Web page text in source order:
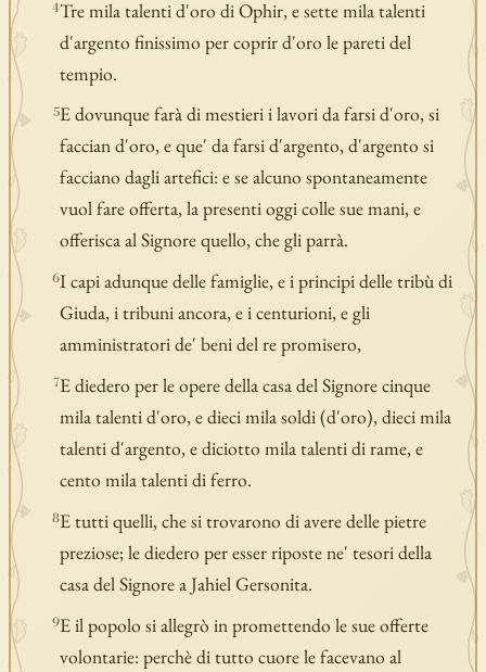
4Tre mila talenti d'oro di Ophir, e sette mila talenti
d'argento finissimo per coprir d'oro le pareti del
tempio.
5E dovunque farà di mestieri i lavori da farsi d'oro, si
faccian d'oro, e que' da farsi d'argento, d'argento si
facciano dagli artefici: e se alcuno spontaneamente
vuol fare offerta, la presenti oggi colle sue mani, e
offerisca al Signore quello, che gli parrà.
6I capi adunque delle famiglie, e i principi delle tribù di
Giuda, i tribuni ancora, e i centurioni, e gli
amministratori de' beni del re promisero,
7E diedero per le opere della casa del Signore cinque
mila talenti d'oro, e dieci mila soldi (d'oro), dieci mila
talenti d'argento, e diciotto mila talenti di rame, e
cento mila talenti di ferro.
8E tutti quelli, che si trovarono di avere delle pietre
preziose; le diedero per esser riposte ne' tesori della
casa del Signore a Jahiel Gersonita.
9E il popolo si allegrò in promettendo le sue offerte
volontarie: perchè di tutto cuore le facevano al